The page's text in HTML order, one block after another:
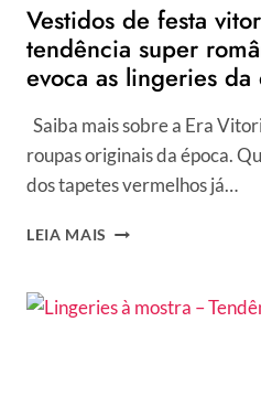
DAS
PASSARELAS
Vestidos de festa
tendência super
evoca as lingeries da
Saiba mais sobre a Era
roupas originais da época.
dos tapetes vermelhos já…
LEIA MAIS VESTIDOS
VITORIANOS